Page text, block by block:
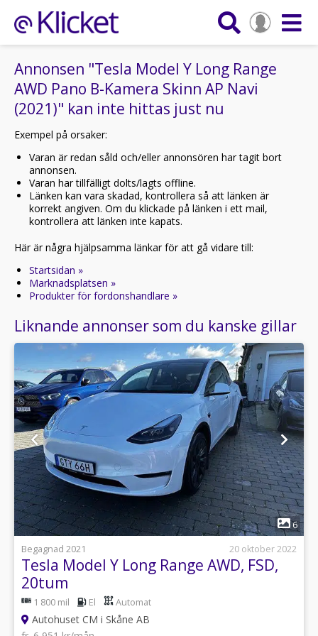
Annonsen "Tesla Model Y Long Range
AWD Pano B-Kamera Skinn AP Navi
(2021)" kan inte hittas just nu
Exempel på orsaker:
Varan är redan såld och/eller annonsören har tagit bort
annonsen.
Varan har tillfälligt dolts/lagts offline.
Länken kan vara skadad, kontrollera så att länken är
korrekt angiven. Om du klickade på länken i ett mail,
kontrollera att länken inte kapats.
Här är några hjälpsamma länkar för att gå vidare till:
Startsidan »
Marknadsplatsen »
Produkter för fordonshandlare »
Liknande annonser som du kanske gillar
1
6
Begagnad 2021
20 oktober 2022
Tesla Model Y Long Range AWD, FSD,
20tum
1 800 mil El Automat
Autohuset CM i Skåne AB